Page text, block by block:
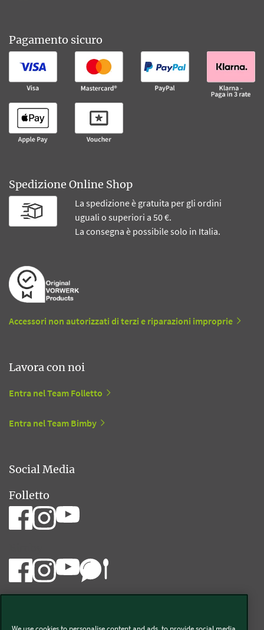
Pagamento sicuro
Spedizione Online Shop
La spedizione è gratuita per gli ordini
uguali o superiori a 50 €.
La consegna è possibile solo in Italia.
Accessori non autorizzati di terzi e riparazioni improprie
Lavora con noi
Entra nel Team Folletto
Entra nel Team Bimby
Social Media
Folletto